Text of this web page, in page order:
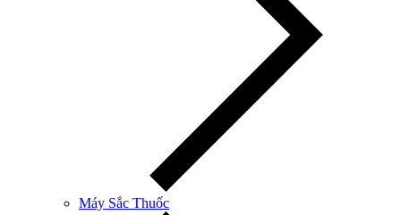
Máy Sắc Thuốc